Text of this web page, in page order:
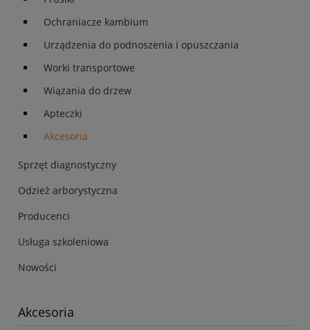
Ochraniacze kambium
Urządzenia do podnoszenia i opuszczania
Worki transportowe
Wiązania do drzew
Apteczki
Akcesoria
Sprzęt diagnostyczny
Odzież arborystyczna
Producenci
Usługa szkoleniowa
Nowości
Akcesoria